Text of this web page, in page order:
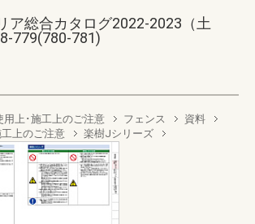
ア総合カタログ2022-2023（土
779(780-781)
用上･施工上のご注意 フェンス
資料
上のご注意
楽樹Jシリーズ